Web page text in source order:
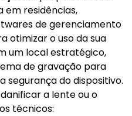
em residências,
de gerenciamento
otimizar o uso da sua
um local estratégico,
de gravação para
do dispositivo.
a lente ou o
técnicos: